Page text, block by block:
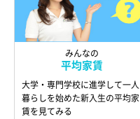
みんなの
平均家賃
大学・専門学校に進学して一人
暮らしを始めた新入生の平均家
賃を見てみる